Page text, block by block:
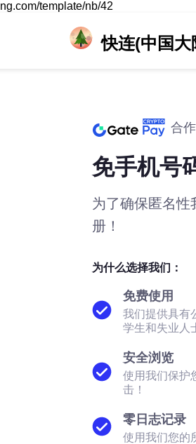
template/nb/42
快连(中国
合
免手机号
为了确保匿名性
册！
为什么选择我们：
免费使用
我们提供具有
学生和失业人
安全浏览
使用我们保护
击！
零日志记录
使用我们您的